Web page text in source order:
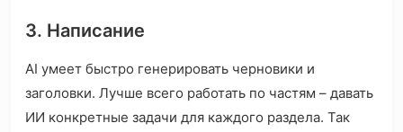
3. Написание
AI умеет быстро генерировать черновики и
заголовки. Лучше всего работать по частям – давать
ИИ конкретные задачи для каждого раздела. Так